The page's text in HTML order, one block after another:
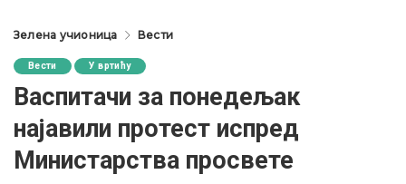
Зелена учионица Вести
Вести У вртићу
Васпитачи за понедељак
најавили протест испред
Министарства просвете